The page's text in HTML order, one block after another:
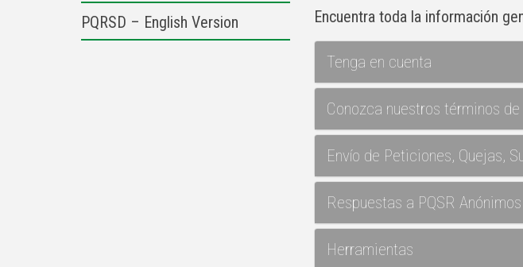
PQRSD – English Version
Encuentra toda la información
Tenga en cuenta
Conozca nuestros términos
Envío de Peticiones, Quejas,
Respuestas a PQSR Anónimos
Herramientas